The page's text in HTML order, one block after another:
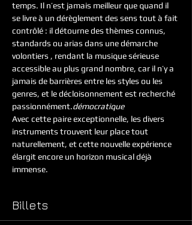
temps. Il n’est jamais meilleur que quand il
se livre à un dérèglement des sens tout à fait
contrôlé : il détourne des thèmes connus,
standards ou arias dans une démarche
volontiers , rendant la musique sérieuse
accessible au plus grand nombre, car il n’y a
jamais de barrières entre les styles ou les
genres, et le décloisonnement est recherché
passionnément.démocratique
Avec cette paire exceptionnelle, les divers
instruments trouvent leur place tout
naturellement, et cette nouvelle expérience
élargit encore un horizon musical déjà
immense.
Billets